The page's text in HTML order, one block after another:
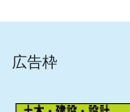
広告枠